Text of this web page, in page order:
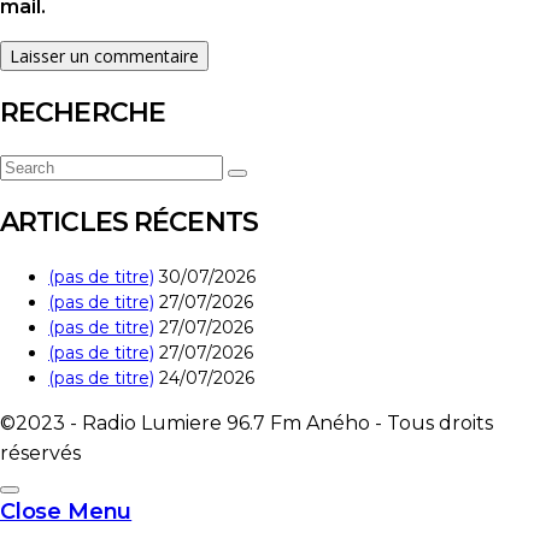
mail.
RECHERCHE
Search
Search
ARTICLES RÉCENTS
(pas de titre) 30/07/2026
(pas de titre) 27/07/2026
(pas de titre) 27/07/2026
(pas de titre) 27/07/2026
(pas de titre) 24/07/2026
©2023 - Radio Lumiere 96.7 Fm Aného - Tous droits
réservés
Close Menu